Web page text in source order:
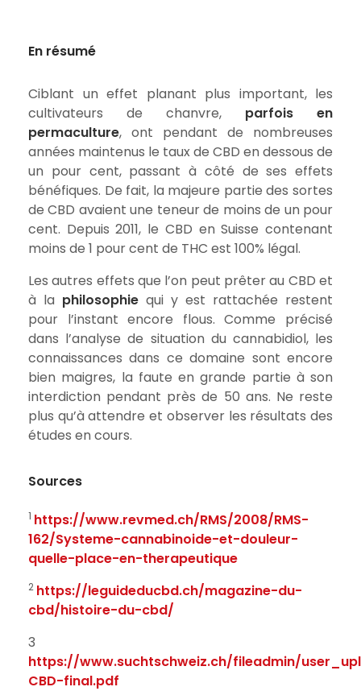
En résumé
Ciblant un effet planant plus important, les
cultivateurs de chanvre, parfois en
permaculture, ont pendant de nombreuses
années maintenus le taux de CBD en dessous de
un pour cent, passant à côté de ses effets
bénéfiques. De fait, la majeure partie des sortes
de CBD avaient une teneur de moins de un pour
cent. Depuis 2011, le CBD en Suisse contenant
moins de 1 pour cent de THC est 100% légal.
Les autres effets que l’on peut prêter au CBD et
à la philosophie qui y est rattachée restent
pour l’instant encore flous. Comme précisé
dans l’analyse de situation du cannabidiol, les
connaissances dans ce domaine sont encore
bien maigres, la faute en grande partie à son
interdiction pendant près de 50 ans. Ne reste
plus qu’à attendre et observer les résultats des
études en cours.
Sources
1 https://www.revmed.ch/RMS/2008/RMS-
162/Systeme-cannabinoide-et-douleur-
quelle-place-en-therapeutique
2 https://leguideducbd.ch/magazine-du-
cbd/histoire-du-cbd/
3
https://www.suchtschweiz.ch/fileadmin/
CBD-final.pdf